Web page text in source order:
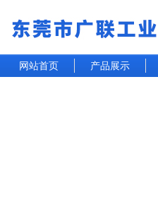
网站首页 产品展示